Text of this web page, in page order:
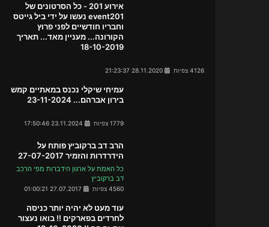
אירוע 201 - כל הסרטונים של
event201 נעשו על ידי ביל גייטס
וחבריו חודשיים לפני פרוץ
הקורונה... מעניין מאד... תאריך
18-10-2019
4126 צפיות
עמיחי שיקלי נכנס במאתיים קמש
בירון אברהם... 23-11-2024
1779 צפיות
הרב דב ברקוביץ פותח על
הידרדרות והזמיר 27-07-2017
כל האמת על ארגון הידברות מפי הרכב
דב ברקוביץ
4560 צפיות
עוד מעט לא יהיה יותר כניסה
לחרדים בפארקים !! בואו נעצור